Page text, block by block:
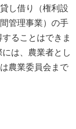
し借り（権利設
管理事業）の手
ることはできま
は、農業者とし
農業委員会まで